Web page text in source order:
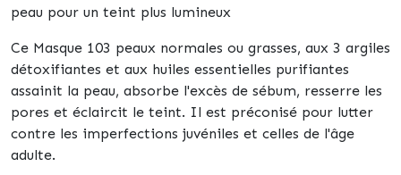
peau pour un teint plus lumineux
Ce Masque 103 peaux normales ou grasses, aux 3 argiles
détoxifiantes et aux huiles essentielles purifiantes
assainit la peau, absorbe l'excès de sébum, resserre les
pores et éclaircit le teint. Il est préconisé pour lutter
contre les imperfections juvéniles et celles de l'âge
adulte.